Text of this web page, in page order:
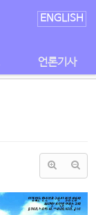
ENGLISH
언론기사